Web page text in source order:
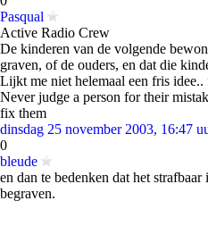
Pasqual
Active Radio Crew
De kinderen van de volgende
graven, of de ouders, en dat die
Lijkt me niet helemaal een fris idee..
Never judge a person for their
fix them
dinsdag 25 november 2003, 16:47
0
bleude
en dan te bedenken dat het
begraven.